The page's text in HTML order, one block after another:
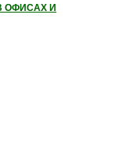
ОФИСАХ И